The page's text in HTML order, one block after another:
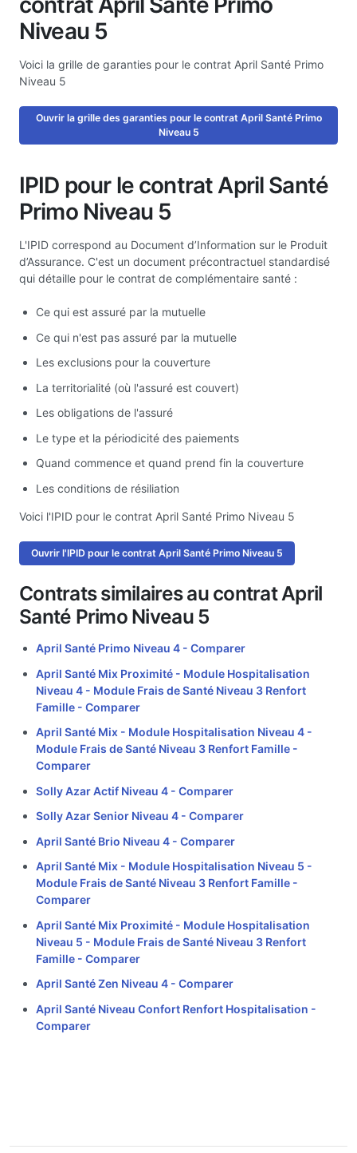
Niveau 5
Voici la grille de garanties pour le contrat April Santé Primo
Niveau 5
Ouvrir la grille des garanties pour le contrat April Santé Primo
Niveau 5
IPID pour le contrat April Santé
Primo Niveau 5
L'IPID correspond au Document d’Information sur le Produit
d’Assurance. C'est un document précontractuel standardisé
qui détaille pour le contrat de complémentaire santé :
Ce qui est assuré par la mutuelle
Ce qui n'est pas assuré par la mutuelle
Les exclusions pour la couverture
La territorialité (où l'assuré est couvert)
Les obligations de l'assuré
Le type et la périodicité des paiements
Quand commence et quand prend fin la couverture
Les conditions de résiliation
Voici l'IPID pour le contrat April Santé Primo Niveau 5
Ouvrir l'IPID pour le contrat April Santé Primo Niveau 5
Contrats similaires au contrat April
Santé Primo Niveau 5
April Santé Primo Niveau 4 - Comparer
April Santé Mix Proximité - Module Hospitalisation
Niveau 4 - Module Frais de Santé Niveau 3 Renfort
Famille - Comparer
April Santé Mix - Module Hospitalisation Niveau 4 -
Module Frais de Santé Niveau 3 Renfort Famille -
Comparer
Solly Azar Actif Niveau 4 - Comparer
Solly Azar Senior Niveau 4 - Comparer
April Santé Brio Niveau 4 - Comparer
April Santé Mix - Module Hospitalisation Niveau 5 -
Module Frais de Santé Niveau 3 Renfort Famille -
Comparer
April Santé Mix Proximité - Module Hospitalisation
Niveau 5 - Module Frais de Santé Niveau 3 Renfort
Famille - Comparer
April Santé Zen Niveau 4 - Comparer
April Santé Niveau Confort Renfort Hospitalisation -
Comparer